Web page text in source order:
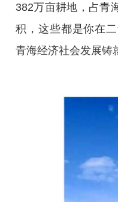
382万亩耕地，占青
积，这些都是你在
青海经济社会发展铸